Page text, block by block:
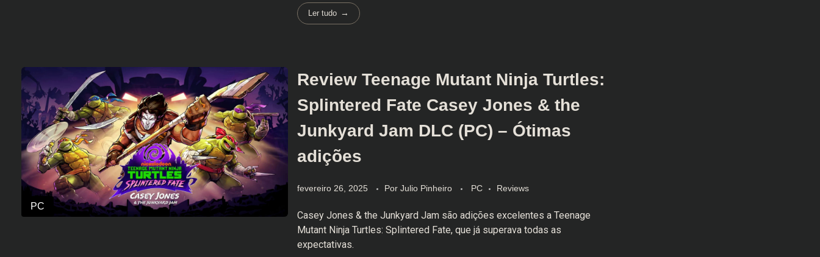
Ler tudo
Review Teenage Mutant Ninja Turtles:
Splintered Fate Casey Jones & the
Junkyard Jam DLC (PC) – Ótimas
adições
fevereiro 26, 2025 Por Julio Pinheiro PC Reviews
Casey Jones & the Junkyard Jam são adições excelentes a Teenage
Mutant Ninja Turtles: Splintered Fate, que já superava todas as
expectativas.